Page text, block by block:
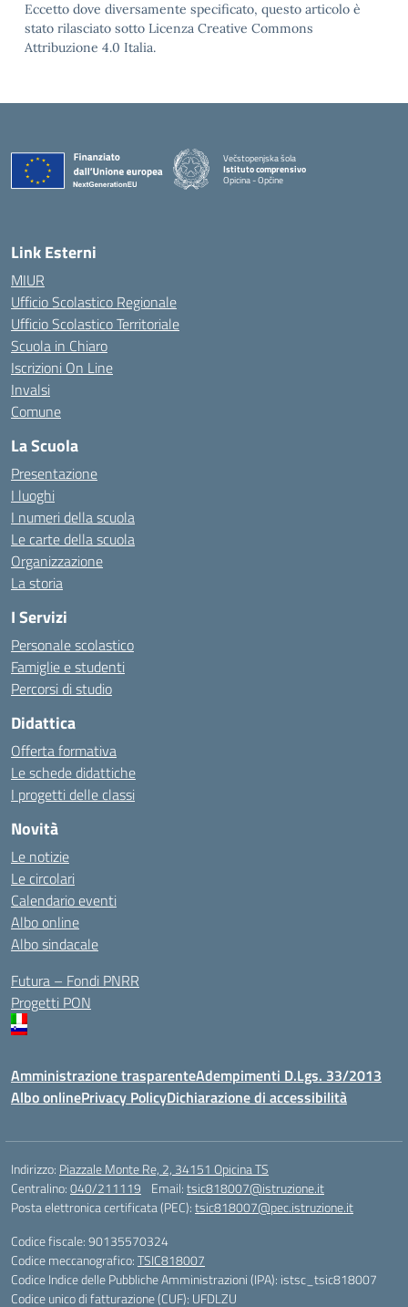
Eccetto dove diversamente specificato, questo articolo è
stato rilasciato sotto Licenza Creative Commons
Attribuzione 4.0 Italia.
Večstopenjska šola
Istituto comprensivo
Opicina - Opčine
Link Esterni
MIUR
Ufficio Scolastico Regionale
Ufficio Scolastico Territoriale
Scuola in Chiaro
Iscrizioni On Line
Invalsi
Comune
La Scuola
Presentazione
I luoghi
I numeri della scuola
Le carte della scuola
Organizzazione
La storia
I Servizi
Personale scolastico
Famiglie e studenti
Percorsi di studio
Didattica
Offerta formativa
Le schede didattiche
I progetti delle classi
Novità
Le notizie
Le circolari
Calendario eventi
Albo online
Albo sindacale
Futura – Fondi PNRR
Progetti PON
Amministrazione trasparenteAdempimenti D.Lgs. 33/2013
Albo onlinePrivacy PolicyDichiarazione di accessibilità
Indirizzo: Piazzale Monte Re, 2, 34151 Opicina TS
Centralino:040/211119 Email:tsic818007@istruzione.it
Posta elettronica certificata (PEC):tsic818007@pec.istruzione.it
Codice fiscale: 90135570324
Codice meccanografico:TSIC818007
Codice Indice delle Pubbliche Amministrazioni (IPA): istsc_tsic818007
Codice unico di fatturazione (CUF): UFDLZU